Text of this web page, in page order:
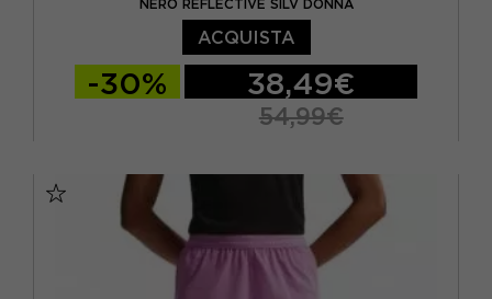
NERO REFLECTIVE SILV DONNA
ACQUISTA
-30% 38,49€
54,99€